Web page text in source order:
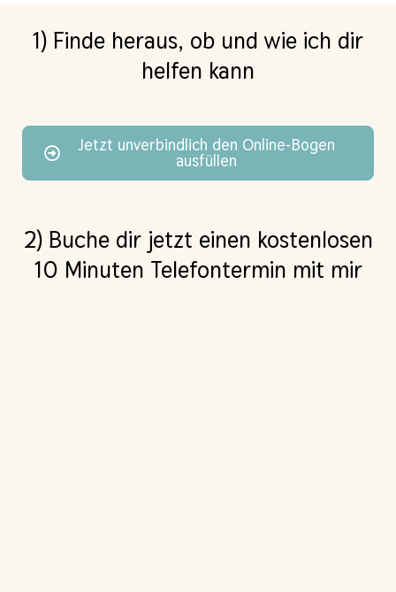
1) Finde heraus, ob und wie ich dir
helfen kann
Jetzt unverbindlich den Online-Bogen
ausfüllen
2) Buche dir jetzt einen kostenlosen
10 Minuten Telefontermin mit mir